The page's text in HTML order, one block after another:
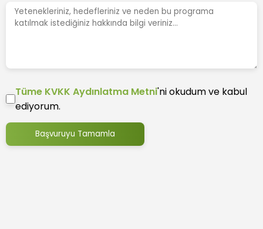
Tüme KVKK Aydınlatma Metni'ni okudum ve kabul
ediyorum.